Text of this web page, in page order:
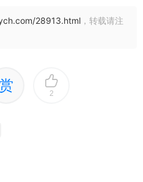
28913.html ，转载请注
2